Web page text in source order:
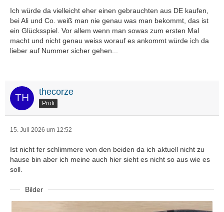
Ich würde da vielleicht eher einen gebrauchten aus DE kaufen,
bei Ali und Co. weiß man nie genau was man bekommt, das ist
ein Glücksspiel. Vor allem wenn man sowas zum ersten Mal
macht und nicht genau weiss worauf es ankommt würde ich da
lieber auf Nummer sicher gehen...
thecorze
Profi
15. Juli 2026 um 12:52
Ist nicht fer schlimmere von den beiden da ich aktuell nicht zu
hause bin aber ich meine auch hier sieht es nicht so aus wie es
soll.
Bilder